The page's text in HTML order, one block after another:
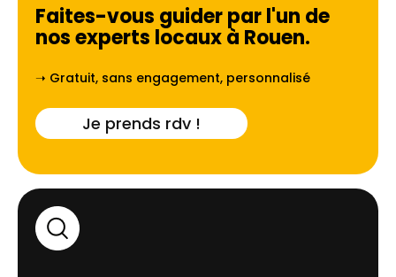
Faites-vous guider par l'un de
nos experts locaux à Rouen.
➝ Gratuit, sans engagement, personnalisé
Je prends rdv !